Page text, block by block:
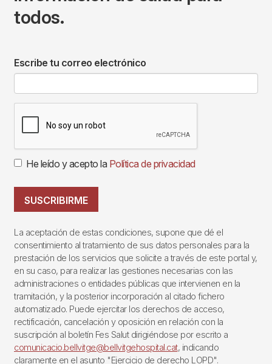
todos.
Escribe tu correo electrónico
He leído y acepto la Política de privacidad
SUSCRIBIRME
La aceptación de estas condiciones, supone que dé el
consentimiento al tratamiento de sus datos personales para la
prestación de los servicios que solicite a través de este portal y,
en su caso, para realizar las gestiones necesarias con las
administraciones o entidades públicas que intervienen en la
tramitación, y la posterior incorporación al citado fichero
automatizado. Puede ejercitar los derechos de acceso,
rectificación, cancelación y oposición en relación con la
suscripción al boletín Fes Salut dirigiéndose por escrito a
comunicacio.bellvitge@bellvitgehospital.cat, indicando
claramente en el asunto "Ejercicio de derecho LOPD".